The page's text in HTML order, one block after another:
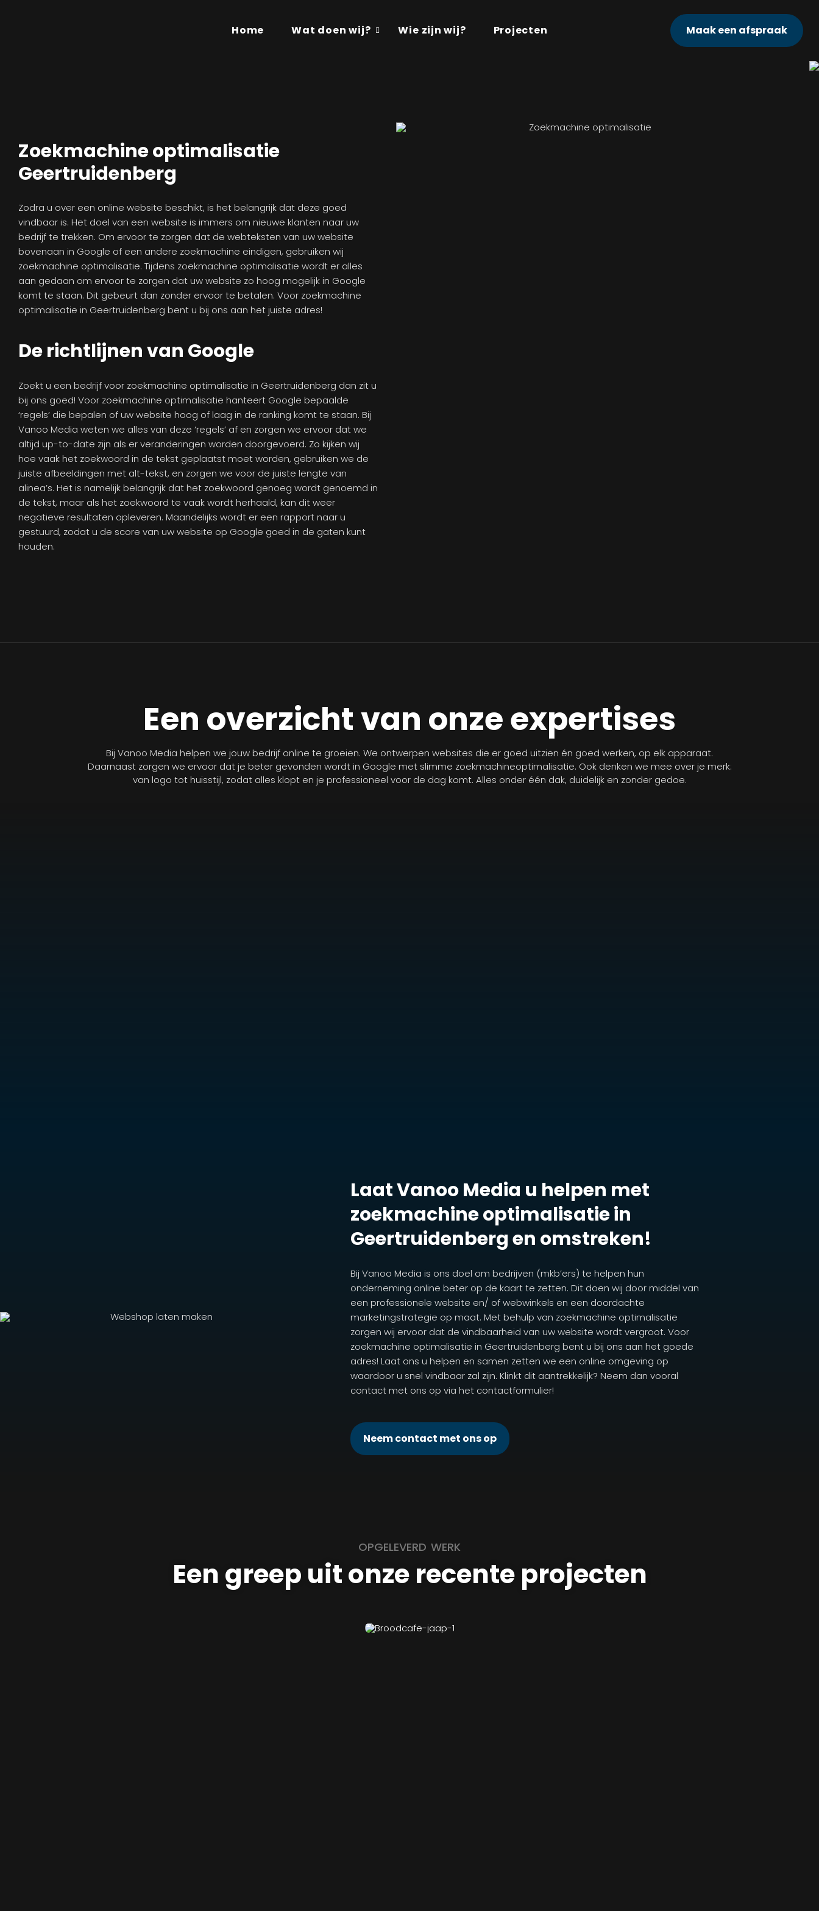
Home Wat doen wij? Wie zijn wij? Projecten Maak een afspraak
Zoekmachine optimalisatie
Geertruidenberg
Zodra u over een online website beschikt, is het belangrijk dat deze goed
vindbaar is. Het doel van een website is immers om nieuwe klanten naar uw
bedrijf te trekken. Om ervoor te zorgen dat de webteksten van uw website
bovenaan in Google of een andere zoekmachine eindigen, gebruiken wij
zoekmachine optimalisatie. Tijdens zoekmachine optimalisatie wordt er alles
aan gedaan om ervoor te zorgen dat uw website zo hoog mogelijk in Google
komt te staan. Dit gebeurt dan zonder ervoor te betalen. Voor zoekmachine
optimalisatie in Geertruidenberg bent u bij ons aan het juiste adres!
De richtlijnen van Google
Zoekt u een bedrijf voor zoekmachine optimalisatie in Geertruidenberg dan zit u
bij ons goed! Voor zoekmachine optimalisatie hanteert Google bepaalde
‘regels’ die bepalen of uw website hoog of laag in de ranking komt te staan. Bij
Vanoo Media weten we alles van deze ‘regels’ af en zorgen we ervoor dat we
altijd up-to-date zijn als er veranderingen worden doorgevoerd. Zo kijken wij
hoe vaak het zoekwoord in de tekst geplaatst moet worden, gebruiken we de
juiste afbeeldingen met alt-tekst, en zorgen we voor de juiste lengte van
alinea’s. Het is namelijk belangrijk dat het zoekwoord genoeg wordt genoemd in
de tekst, maar als het zoekwoord te vaak wordt herhaald, kan dit weer
negatieve resultaten opleveren. Maandelijks wordt er een rapport naar u
gestuurd, zodat u de score van uw website op Google goed in de gaten kunt
houden.
Een overzicht van onze expertises
Bij Vanoo Media helpen we jouw bedrijf online te groeien. We ontwerpen websites die er goed uitzien én goed werken, op elk apparaat.
Daarnaast zorgen we ervoor dat je beter gevonden wordt in Google met slimme zoekmachineoptimalisatie. Ook denken we mee over je merk:
van logo tot huisstijl, zodat alles klopt en je professioneel voor de dag komt. Alles onder één dak, duidelijk en zonder gedoe.
Laat Vanoo Media u helpen met
zoekmachine optimalisatie in
Geertruidenberg en omstreken!
Bij Vanoo Media is ons doel om bedrijven (mkb’ers) te helpen hun
onderneming online beter op de kaart te zetten. Dit doen wij door middel van
een professionele website en/ of webwinkels en een doordachte
marketingstrategie op maat. Met behulp van zoekmachine optimalisatie
zorgen wij ervoor dat de vindbaarheid van uw website wordt vergroot. Voor
zoekmachine optimalisatie in Geertruidenberg bent u bij ons aan het goede
adres! Laat ons u helpen en samen zetten we een online omgeving op
waardoor u snel vindbaar zal zijn. Klinkt dit aantrekkelijk? Neem dan vooral
contact met ons op via het contactformulier!
Neem contact met ons op
OPGELEVERD WERK
Een greep uit onze recente projecten